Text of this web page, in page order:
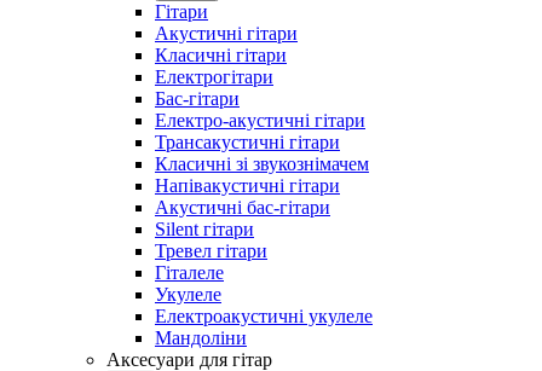
Гітари
Акустичні гітари
Класичні гітари
Електрогітари
Бас-гітари
Електро-акустичні гітари
Трансакустичні гітари
Класичні зі звукознімачем
Напівакустичні гітари
Акустичні бас-гітари
Silent гітари
Тревел гітари
Гіталеле
Укулеле
Електроакустичні укулеле
Мандоліни
Аксесуари для гітар